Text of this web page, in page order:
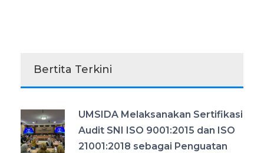
Bertita Terkini
UMSIDA Melaksanakan Sertifikasi
Audit SNI ISO 9001:2015 dan ISO
21001:2018 sebagai Penguatan